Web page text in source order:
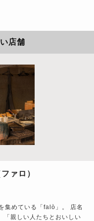
店舗
ァロ）
集めている「falò」。 店名
「親しい人たちとおいしい